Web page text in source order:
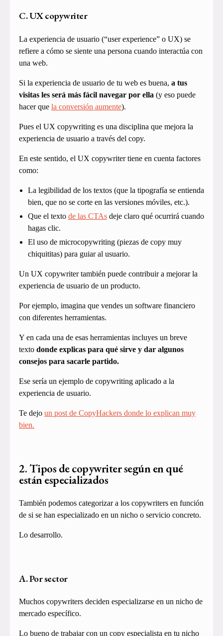
C. UX copywriter
La experiencia de usuario (“user experience” o UX) se
refiere a cómo se siente una persona cuando interactúa con
una web.
Si la experiencia de usuario de tu web es buena, a tus
visitas les será más fácil navegar por ella (y eso puede
hacer que la conversión aumente).
Pues el UX copywriting es una disciplina que mejora la
experiencia de usuario a través del copy.
En este sentido, el UX copywriter tiene en cuenta factores
como:
La legibilidad de los textos (que la tipografía se entienda
bien, que no se corte en las versiones móviles, etc.).
Que el texto de las CTAsdeje claro qué ocurrirá cuando
hagas clic.
El uso de microcopywriting (piezas de copy muy
chiquititas) para guiar al usuario.
Un UX copywriter también puede contribuir a mejorar la
experiencia de usuario de un producto.
Por ejemplo, imagina que vendes un software financiero
con diferentes herramientas.
Y en cada una de esas herramientas incluyes un breve
texto donde explicas para qué sirve y dar algunos
consejos para sacarle partido.
Ese sería un ejemplo de copywriting aplicado a la
experiencia de usuario.
Te dejo un post de CopyHackers donde lo explican muy
bien.
2. Tipos de copywriter según en qué
están especializados
También podemos categorizar a los copywriters en función
de si se han especializado en un nicho o servicio concreto.
Lo desarrollo.
A. Por sector
Muchos copywriters deciden especializarse en un nicho de
mercado específico.
Lo bueno de trabajar con un copy especialista en tu nicho